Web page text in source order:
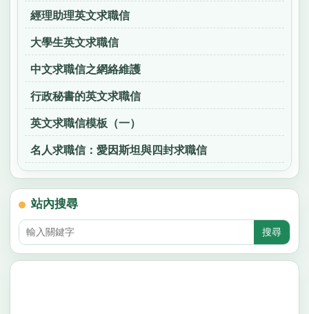
經理助理英文求職信
大學生英文求職信
中文求職信之網絡維護
行政秘書的英文求職信
英文求職信模板（一）
名人求職信：愛因斯坦與四封求職信
站內搜尋